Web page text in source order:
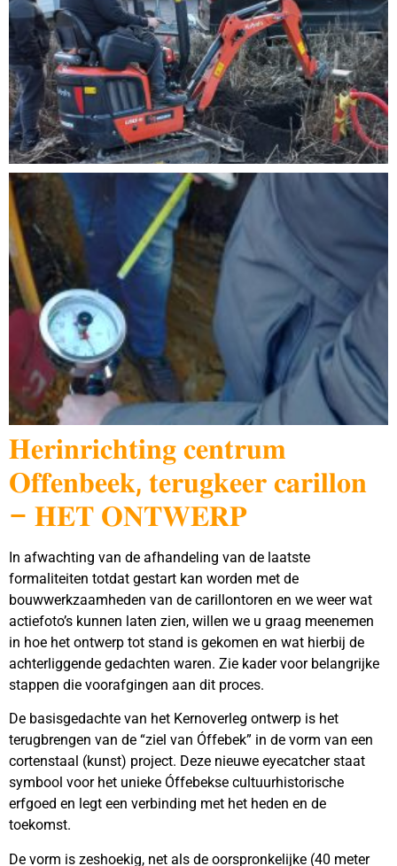
𝐇𝐞𝐫𝐢𝐧𝐫𝐢𝐜𝐡𝐭𝐢𝐧𝐠 𝐜𝐞𝐧𝐭𝐫𝐮𝐦
𝐎𝐟𝐟𝐞𝐧𝐛𝐞𝐞𝐤, 𝐭𝐞𝐫𝐮𝐠𝐤𝐞𝐞𝐫 𝐜𝐚𝐫𝐢𝐥𝐥𝐨𝐧
– 𝐇𝐄𝐓 𝐎𝐍𝐓𝐖𝐄𝐑𝐏
In afwachting van de afhandeling van de laatste
formaliteiten totdat gestart kan worden met de
bouwwerkzaamheden van de carillontoren en we weer wat
actiefoto’s kunnen laten zien, willen we u graag meenemen
in hoe het ontwerp tot stand is gekomen en wat hierbij de
achterliggende gedachten waren. Zie kader voor belangrijke
stappen die voorafgingen aan dit proces.
De basisgedachte van het Kernoverleg ontwerp is het
terugbrengen van de “ziel van Óffebek” in de vorm van een
cortenstaal (kunst) project. Deze nieuwe eyecatcher staat
symbool voor het unieke Óffebekse cultuurhistorische
erfgoed en legt een verbinding met het heden en de
toekomst.
De vorm is zeshoekig, net als de oorspronkelijke (40 meter